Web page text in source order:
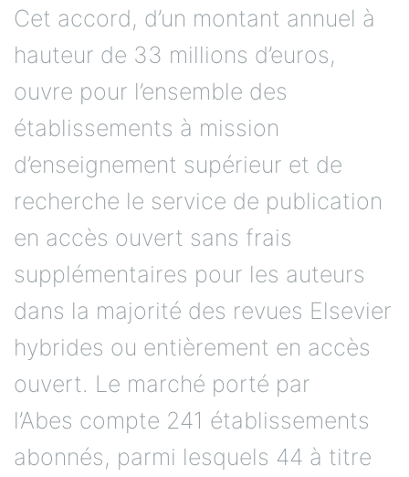
Cet accord, d’un montant annuel à
hauteur de 33 millions d’euros,
ouvre pour l’ensemble des
établissements à mission
d’enseignement supérieur et de
recherche le service de publication
en accès ouvert sans frais
supplémentaires pour les auteurs
dans la majorité des revues Elsevier
hybrides ou entièrement en accès
ouvert. Le marché porté par
l’Abes compte 241 établissements
abonnés, parmi lesquels 44 à titre